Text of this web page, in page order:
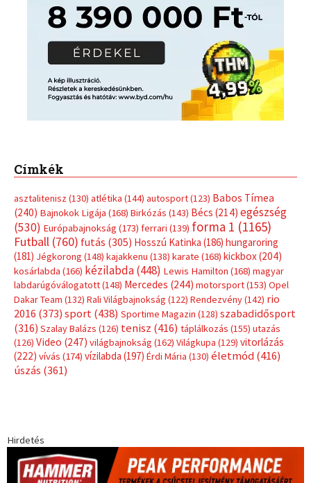
Címkék
asztalitenisz (130) atlétika (144) autosport(123) Babos Tímea
(240) Bajnokok Ligája (168) Birkózás (143) Bécs (214) egészség
(530) Európabajnokság (173) ferrari (139) forma 1 (1165)
Futball (760) futás (305) Hosszú Katinka (186) hungaroring
(181) Jégkorong (148) kajakkenu (138) karate (168) kickbox(204)
kosárlabda (166) kézilabda(448) Lewis Hamilton (168) magyar
labdarúgóválogatott(148) Mercedes (244) motorsport(153) Opel
Dakar Team (132) Rali Világbajnokság (122) Rendezvény(142) rio
2016 (373) sport(438) Sportime Magazin (128) szabadidősport
(316) Szalay Balázs (126) tenisz (416) táplálkozás (155) utazás
(126) Video (247) világbajnokság (162) Világkupa (129) vitorlázás
(222) vívás (174) vízilabda (197) Érdi Mária (130) életmód(416)
úszás (361)
Hirdetés